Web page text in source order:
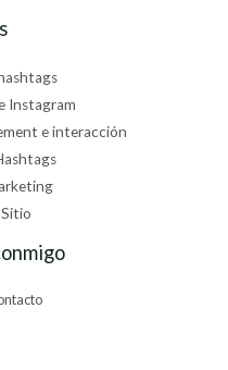
Instagram
e interacción